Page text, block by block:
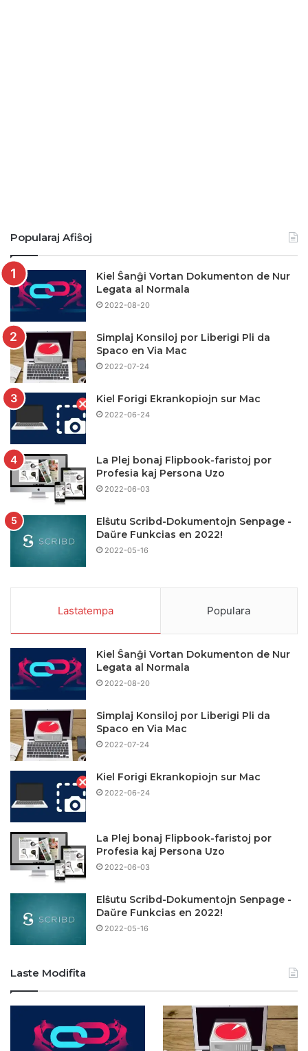
Popularaj Afiŝoj
Kiel Ŝanĝi Vortan Dokumenton de Nur
Legata al Normala
2022-08-20
Simplaj Konsiloj por Liberigi Pli da
Spaco en Via Mac
2022-07-24
Kiel Forigi Ekrankopiojn sur Mac
2022-06-24
La Plej bonaj Flipbook-faristoj por
Profesia kaj Persona Uzo
2022-06-03
Elŝutu Scribd-Dokumentojn Senpage -
Daŭre Funkcias en 2022!
2022-05-16
Lastatempa Populara
Kiel Ŝanĝi Vortan Dokumenton de Nur
Legata al Normala
2022-08-20
Simplaj Konsiloj por Liberigi Pli da
Spaco en Via Mac
2022-07-24
Kiel Forigi Ekrankopiojn sur Mac
2022-06-24
La Plej bonaj Flipbook-faristoj por
Profesia kaj Persona Uzo
2022-06-03
Elŝutu Scribd-Dokumentojn Senpage -
Daŭre Funkcias en 2022!
2022-05-16
Laste Modifita